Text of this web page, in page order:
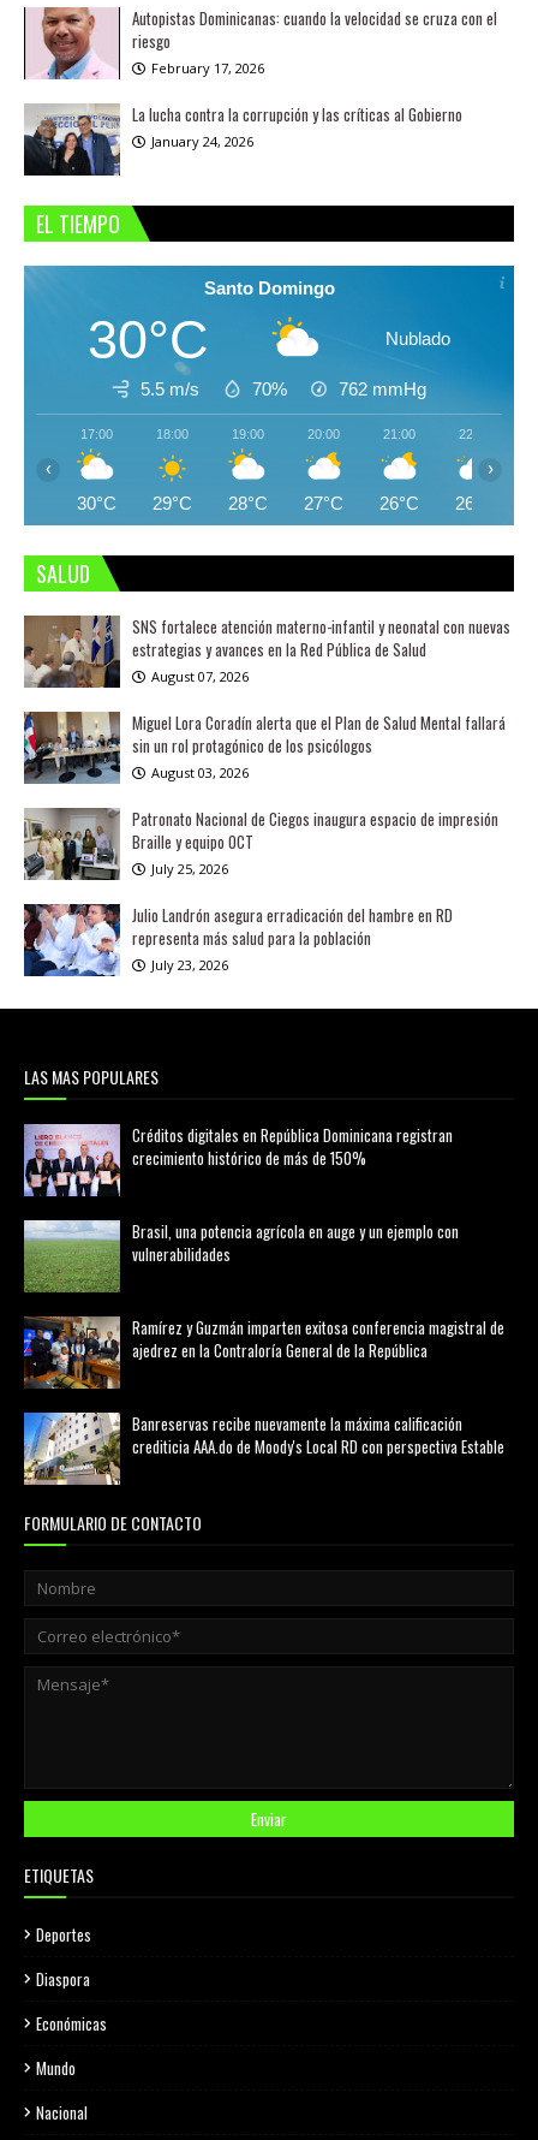
Autopistas Dominicanas: cuando la velocidad se cruza con el
riesgo
February 17, 2026
La lucha contra la corrupción y las críticas al Gobierno
January 24, 2026
EL TIEMPO
Santo Domingo
30°C Nublado
5.5 m/s 70% 762 mmHg
17:00
30°C
18:00
29°C
19:00
28°C
20:00
27°C
21:00
26°C
22:00
26°C
‹ ›
SALUD
SNS fortalece atención materno-infantil y neonatal con nuevas
estrategias y avances en la Red Pública de Salud
August 07, 2026
Miguel Lora Coradín alerta que el Plan de Salud Mental fallará
sin un rol protagónico de los psicólogos
August 03, 2026
Patronato Nacional de Ciegos inaugura espacio de impresión
Braille y equipo OCT
July 25, 2026
Julio Landrón asegura erradicación del hambre en RD
representa más salud para la población
July 23, 2026
LAS MAS POPULARES
Créditos digitales en República Dominicana registran
crecimiento histórico de más de 150%
Brasil, una potencia agrícola en auge y un ejemplo con
vulnerabilidades
Ramírez y Guzmán imparten exitosa conferencia magistral de
ajedrez en la Contraloría General de la República
Banreservas recibe nuevamente la máxima calificación
crediticia AAA.do de Moody's Local RD con perspectiva Estable
FORMULARIO DE CONTACTO
ETIQUETAS
Deportes
Diaspora
Económicas
Mundo
Nacional